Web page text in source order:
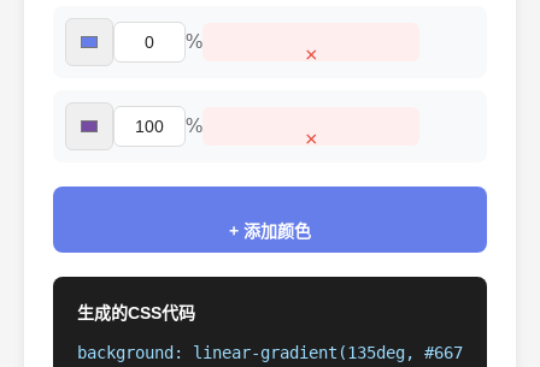
%
×
%
×
+ 添加颜色
生成的CSS代码
background: linear-gradient(135deg, #667